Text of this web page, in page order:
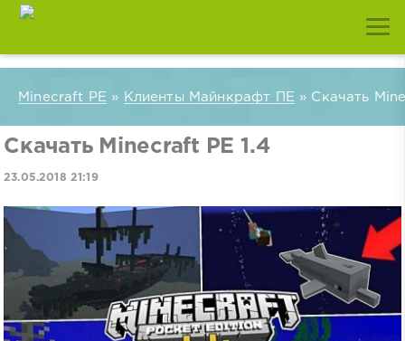
Minecraft PE » Клиенты Майнкрафт ПЕ » Скачать
Скачать Minecraft PE 1.4
23.05.2018 21:19